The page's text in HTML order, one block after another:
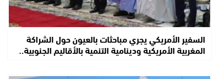
السفير الأمريكي يجري مباحثات بالعيون حول الشراكة
المغربية الأمريكية ودينامية التنمية بالأقاليم الجنوبية..